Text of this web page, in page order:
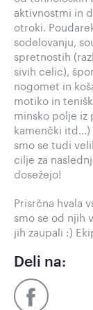
aktivnostmi in
otroki.
sodelovanju,
spretnostih
sivih celic),
nogomet in
motiko in
minsko polje iz
kamenčki
smo se tudi
cilje za
dosežejo!
Prisrčna hvala
smo se od njih
jih zaupali :)
Deli na: